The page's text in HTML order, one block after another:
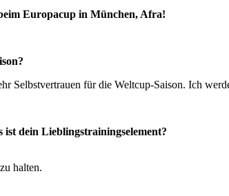
Europacup in München, Afra!
Selbstvertrauen für die Weltcup-Saison. Ich
ist dein Lieblingstrainingselement?
halten.